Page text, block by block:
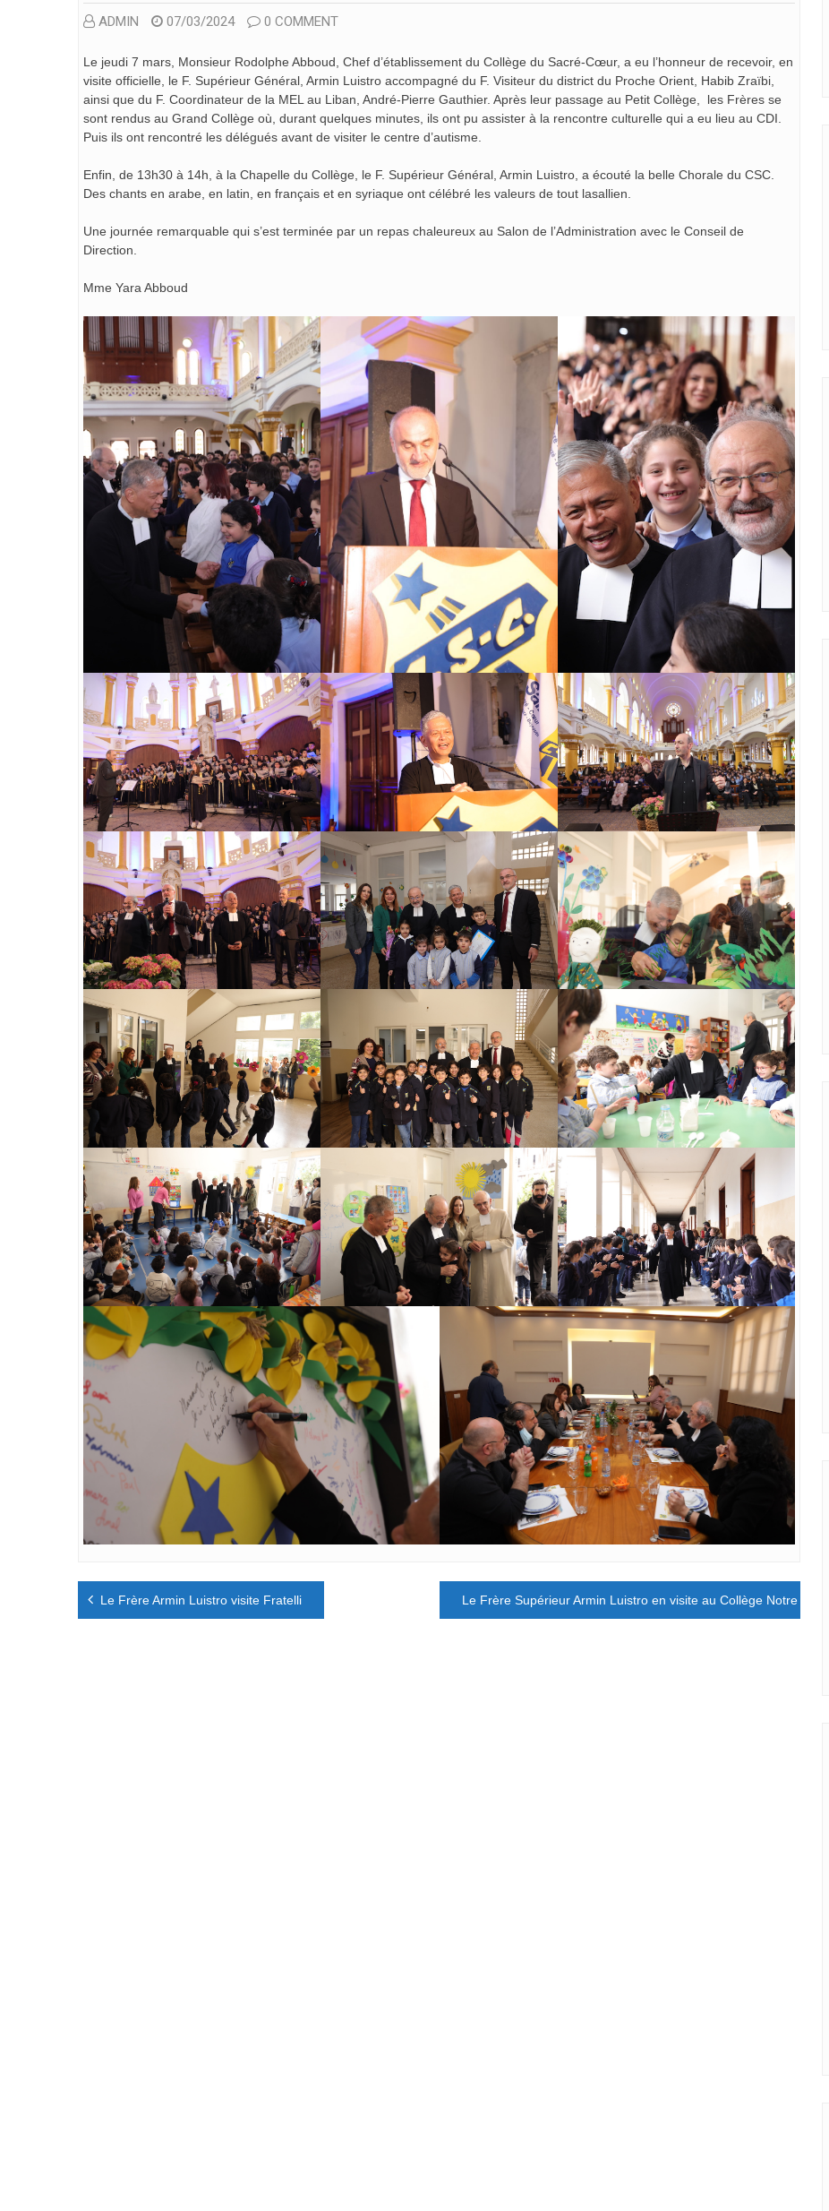
ADMIN 07/03/2024 0 COMMENT
Le jeudi 7 mars, Monsieur Rodolphe Abboud, Chef d’établissement du Collège du Sacré-Cœur, a eu l’honneur de recevoir, en
visite officielle, le F. Supérieur Général, Armin Luistro accompagné du F. Visiteur du district du Proche Orient, Habib Zraïbi,
ainsi que du F. Coordinateur de la MEL au Liban, André-Pierre Gauthier. Après leur passage au Petit Collège, les Frères se
sont rendus au Grand Collège où, durant quelques minutes, ils ont pu assister à la rencontre culturelle qui a eu lieu au CDI.
Puis ils ont rencontré les délégués avant de visiter le centre d’autisme.
Enfin, de 13h30 à 14h, à la Chapelle du Collège, le F. Supérieur Général, Armin Luistro, a écouté la belle Chorale du CSC.
Des chants en arabe, en latin, en français et en syriaque ont célébré les valeurs de tout lasallien.
Une journée remarquable qui s’est terminée par un repas chaleureux au Salon de l’Administration avec le Conseil de
Direction.
Mme Yara Abboud
Navigation
de
Le Frère Armin Luistro visite Fratelli Le Frère Supérieur Armin Luistro en visite au Collège Notre Dame